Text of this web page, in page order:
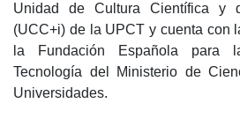
Unidad de Cultura Científica y
(UCC+i) de la UPCT y cuenta con
la Fundación Española
Tecnología del Ministerio de
Universidades.